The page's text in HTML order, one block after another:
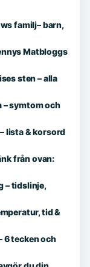
familj– barn,
Matbloggs
sten – alla
– symtom och
lista & korsord
från ovan:
– tidslinje,
tid &
6 tecken och